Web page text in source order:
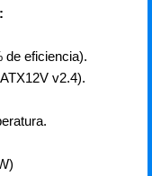
de eficiencia).
v2.4).